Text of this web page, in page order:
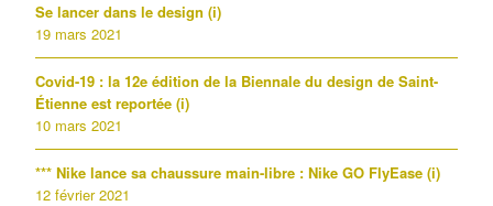
Se lancer dans le design (i)
19 mars 2021
Covid-19 : la 12e édition de la Biennale du design de Saint-
Étienne est reportée (i)
10 mars 2021
*** Nike lance sa chaussure main-libre : Nike GO FlyEase (i)
12 février 2021